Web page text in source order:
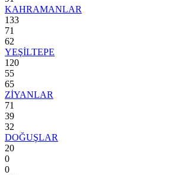
KAHRAMANLAR
133
71
62
YEŞİLTEPE
120
55
65
ZİYANLAR
71
39
32
DOĞUŞLAR
20
0
0